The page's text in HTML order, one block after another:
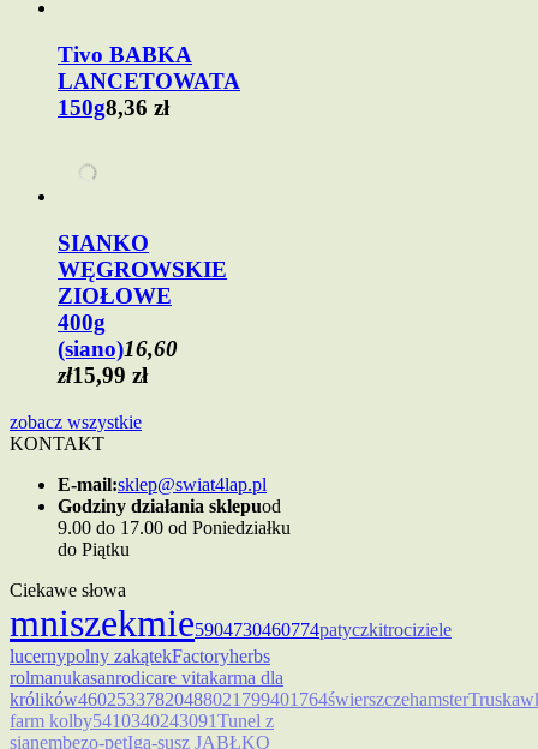
Tivo BABKA
LANCETOWATA
150g8,36 zł
SIANKO
WĘGROWSKIE
ZIOŁOWE
400g
(siano)16,60
zł15,99 zł
zobacz wszystkie
KONTAKT
E-mail:sklep@swiat4lap.pl
Godziny działania sklepuod
9.00 do 17.00 od Poniedziałku
do Piątku
Ciekawe słowa
mniszekmie5904730460774patyczkitrociziele
lucernypolny zakątekFactoryherbs
rolmanukasanrodicare vitakarma dla
królików46025337820488021799401764świerszczehamster
farm kolby5410340243091Tunel z
sianembezo-petIga-susz JABŁKO